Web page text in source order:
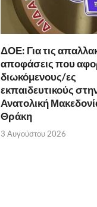
ΔΟΕ: Για τις
αποφάσεις που
διωκόμενους/ες
εκπαιδευτικούς
Ανατολική
Θράκη
3 Αυγούστου 2026